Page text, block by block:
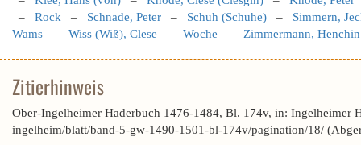
– Rock – Schnade, Peter – Schuh (Schuhe) – Simmern,
Wams – Wiss (Wiß), Clese – Woche – Zimmermann, Henchin
Zitierhinweis
Ober-Ingelheimer Haderbuch 1476-1484, Bl. 174v, in: Ingelheimer
ingelheim/blatt/band-5-gw-1490-1501-bl-174v/pagination/18/